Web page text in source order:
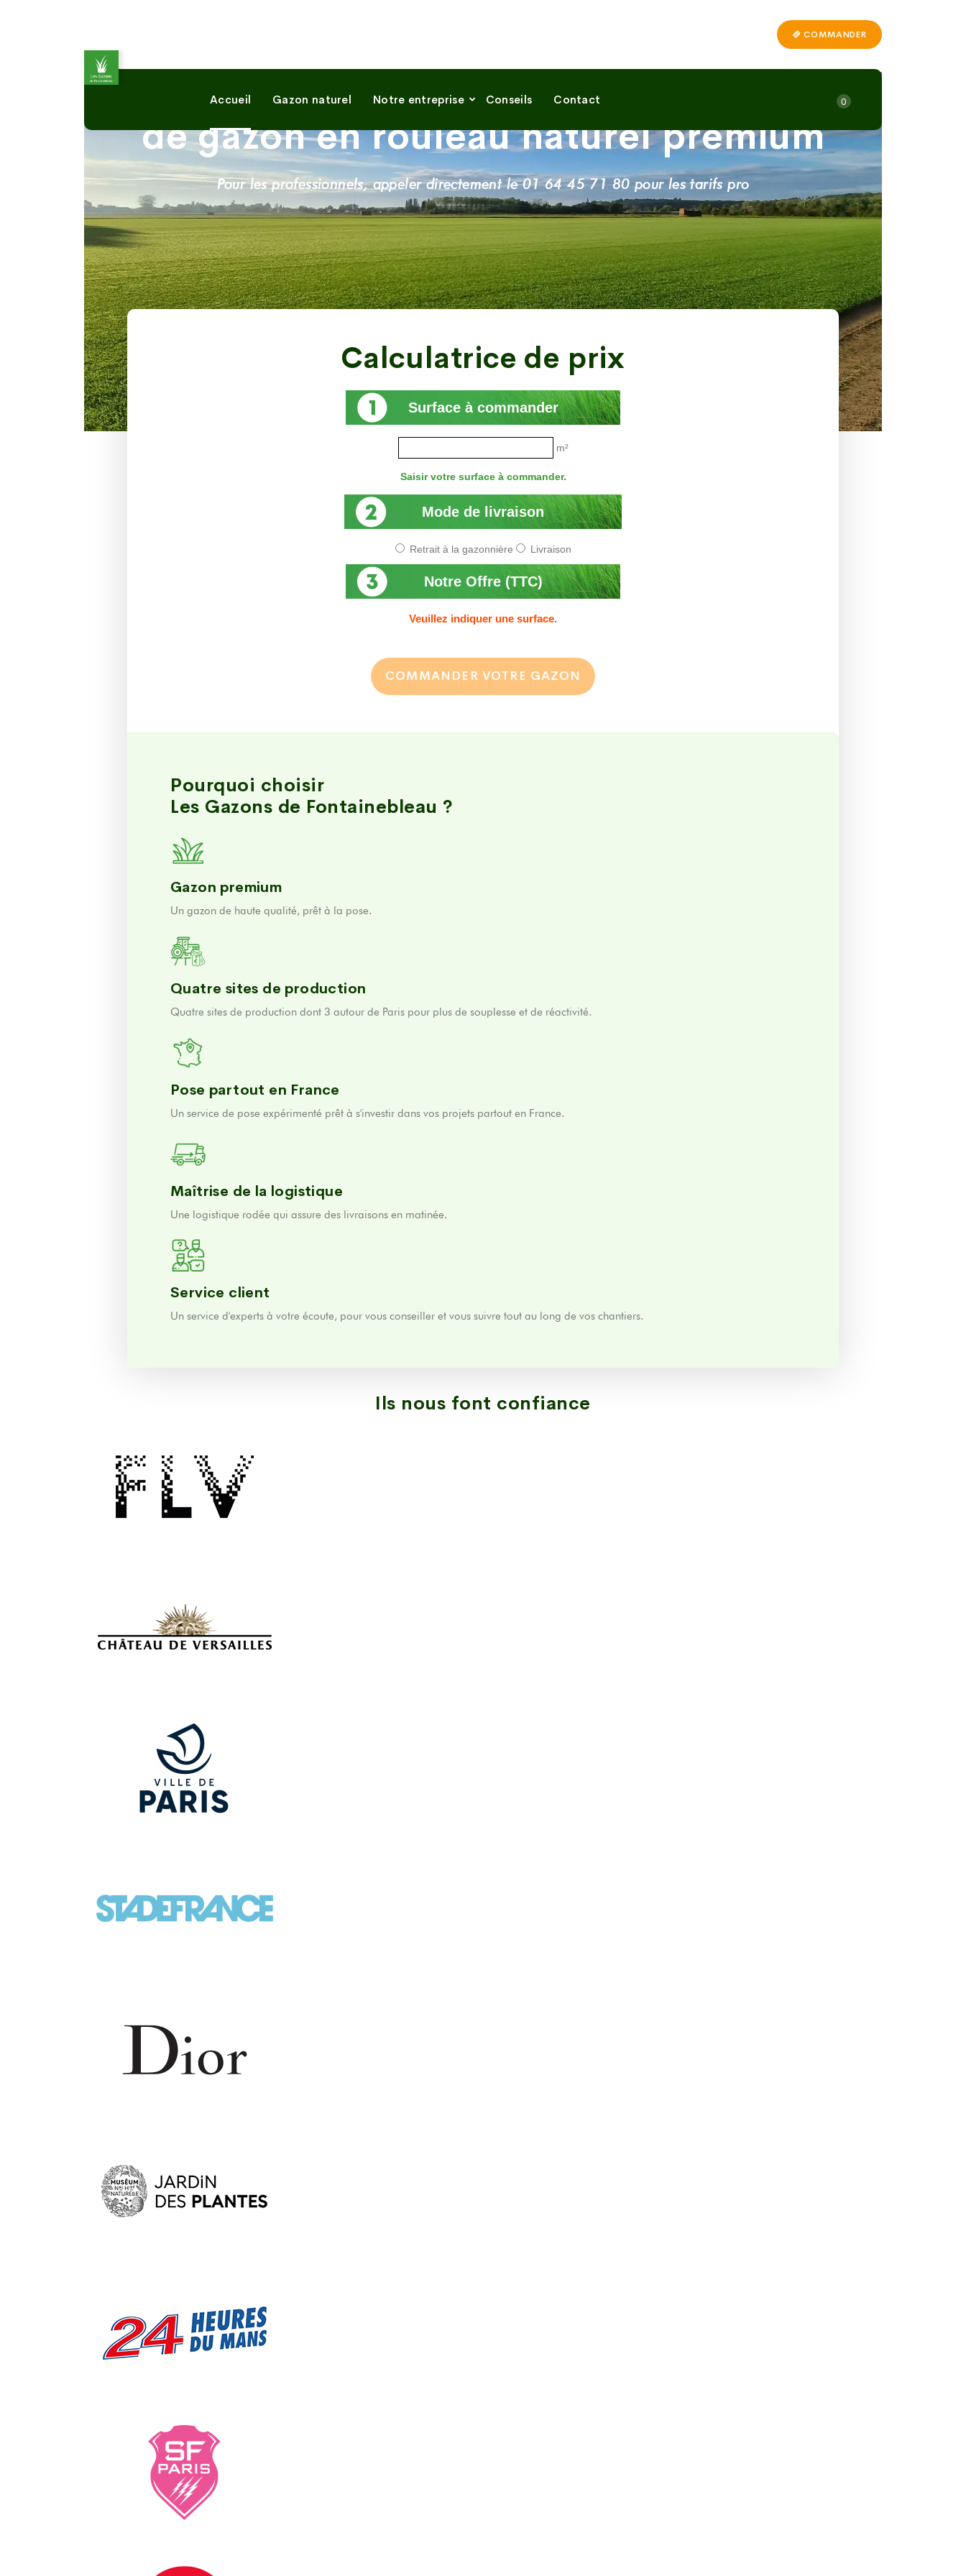
COMMANDER
Accueil Gazon naturel Notre entreprise Conseils Contact 0
Premier producteur Français
de gazon en rouleau naturel premium
Pour les professionnels, appeler directement le 01 64 45 71 80 pour les tarifs pro
Calculatrice de prix
Surface à commander
m²
Saisir votre surface à commander.
Mode de livraison
Retrait à la gazonnière Livraison
Notre Offre (TTC)
Veuillez indiquer une surface.
Pourquoi choisir
Les Gazons de Fontainebleau ?
Gazon premium
Un gazon de haute qualité, prêt à la pose.
Quatre sites de production
Quatre sites de production dont 3 autour de Paris pour plus de souplesse et de réactivité.
Pose partout en France
Un service de pose expérimenté prêt à s'investir dans vos projets partout en France.
Maîtrise de la logistique
Une logistique rodée qui assure des livraisons en matinée.
Service client
Un service d'experts à votre écoute, pour vous conseiller et vous suivre tout au long de vos chantiers.
Ils nous font confiance